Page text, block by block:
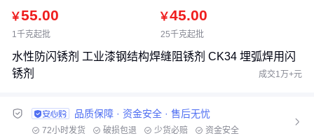
￥55.00
1千克起批
￥45.00
25千克起批
水性防闪锈剂 工业漆钢结构焊缝阻锈剂 CK34 埋弧焊用闪
锈剂
成交1万+元
品质保障 · 资金安全 · 售后无忧
72小时发货 破损包退 少货必赔
资金安全
